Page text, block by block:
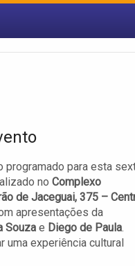
programado para esta
no Complexo
de Jaceguai, 375 –
apresentações da
Souza e Diego de Paula.
experiência cultural